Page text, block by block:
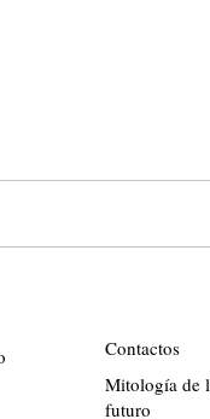
Contactos
Mitología de
futuro